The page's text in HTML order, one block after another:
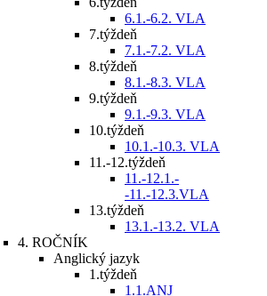
6.1.-6.2. VLA
7.týždeň
7.1.-7.2. VLA
8.týždeň
8.1.-8.3. VLA
9.týždeň
9.1.-9.3. VLA
10.týždeň
10.1.-10.3. VLA
11.-12.týždeň
11.-12.1.-
-11.-12.3.VLA
13.týždeň
13.1.-13.2. VLA
4. ROČNÍK
Anglický jazyk
1.týždeň
1.1.ANJ